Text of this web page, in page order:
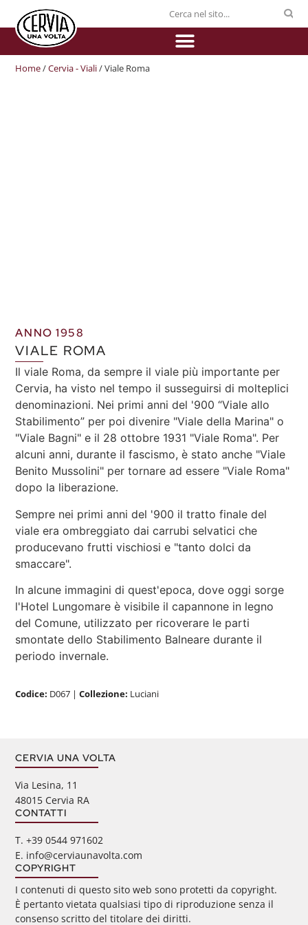
Home/Cervia - Viali/ Viale Roma
ANNO 1958
VIALE ROMA
Il viale Roma, da sempre il viale più importante per
Cervia, ha visto nel tempo il susseguirsi di molteplici
denominazioni. Nei primi anni del '900 “Viale allo
Stabilimento” per poi divenire "Viale della Marina" o
"Viale Bagni" e il 28 ottobre 1931 "Viale Roma". Per
alcuni anni, durante il fascismo, è stato anche "Viale
Benito Mussolini" per tornare ad essere "Viale Roma"
dopo la liberazione.
Sempre nei primi anni del '900 il tratto finale del
viale era ombreggiato dai carrubi selvatici che
producevano frutti vischiosi e "tanto dolci da
smaccare".
In alcune immagini di quest'epoca, dove oggi sorge
l'Hotel Lungomare è visibile il capannone in legno
del Comune, utilizzato per ricoverare le parti
smontate dello Stabilimento Balneare durante il
periodo invernale.
Codice: D067 |Collezione: Luciani
CERVIA UNA VOLTA
Via Lesina, 11
48015 Cervia RA
CONTATTI
‭T. +39 0544 971602
E. info@cerviaunavolta.com
COPYRIGHT
I contenuti di questo sito web sono protetti da copyright.
È pertanto vietata qualsiasi tipo di riproduzione senza il
consenso scritto del titolare dei diritti.